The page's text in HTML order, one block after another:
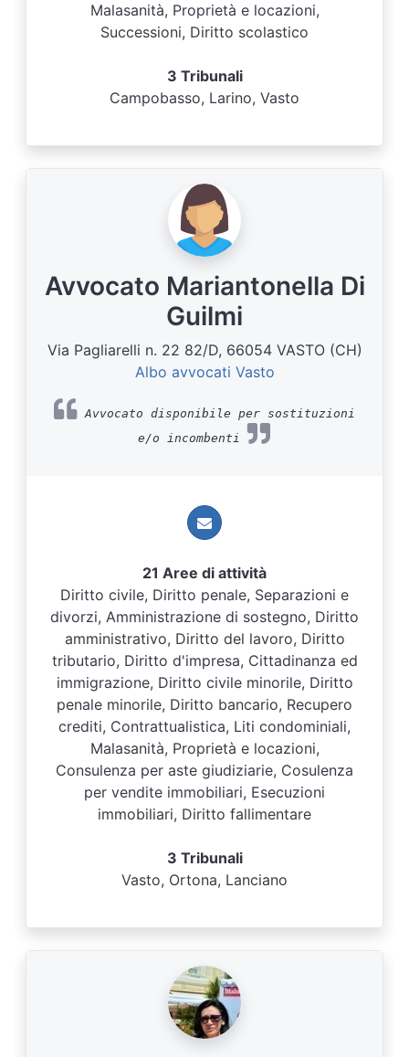
Malasanità, Proprietà e locazioni,
Successioni, Diritto scolastico
3 Tribunali
Campobasso, Larino, Vasto
Avvocato Mariantonella Di
Guilmi
Via Pagliarelli n. 22 82/D, 66054 VASTO (CH)
Albo avvocati Vasto
Avvocato disponibile per sostituzioni
e/o incombenti
21 Aree di attività
Diritto civile, Diritto penale, Separazioni e
divorzi, Amministrazione di sostegno, Diritto
amministrativo, Diritto del lavoro, Diritto
tributario, Diritto d'impresa, Cittadinanza ed
immigrazione, Diritto civile minorile, Diritto
penale minorile, Diritto bancario, Recupero
crediti, Contrattualistica, Liti condominiali,
Malasanità, Proprietà e locazioni,
Consulenza per aste giudiziarie, Cosulenza
per vendite immobiliari, Esecuzioni
immobiliari, Diritto fallimentare
3 Tribunali
Vasto, Ortona, Lanciano